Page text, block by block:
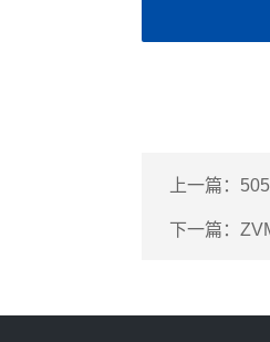
上一篇：
下一篇：